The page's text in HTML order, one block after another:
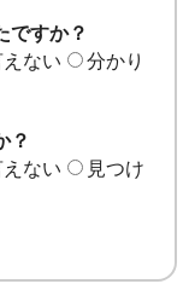
ですか？
ない
分かり
？
ない
見つけ